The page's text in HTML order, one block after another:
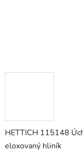
HETTICH 115148
eloxovaný hliník